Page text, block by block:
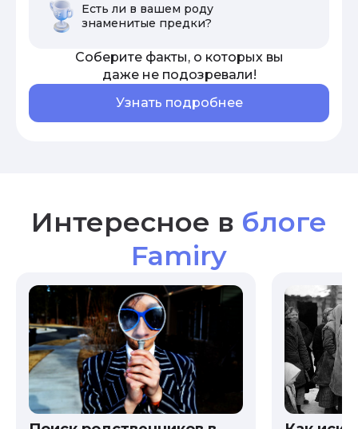
Есть ли в вашем роду
знаменитые предки?
Соберите факты, о которых вы
даже не подозревали!
Узнать подробнее
Интересное в блоге
Famiry